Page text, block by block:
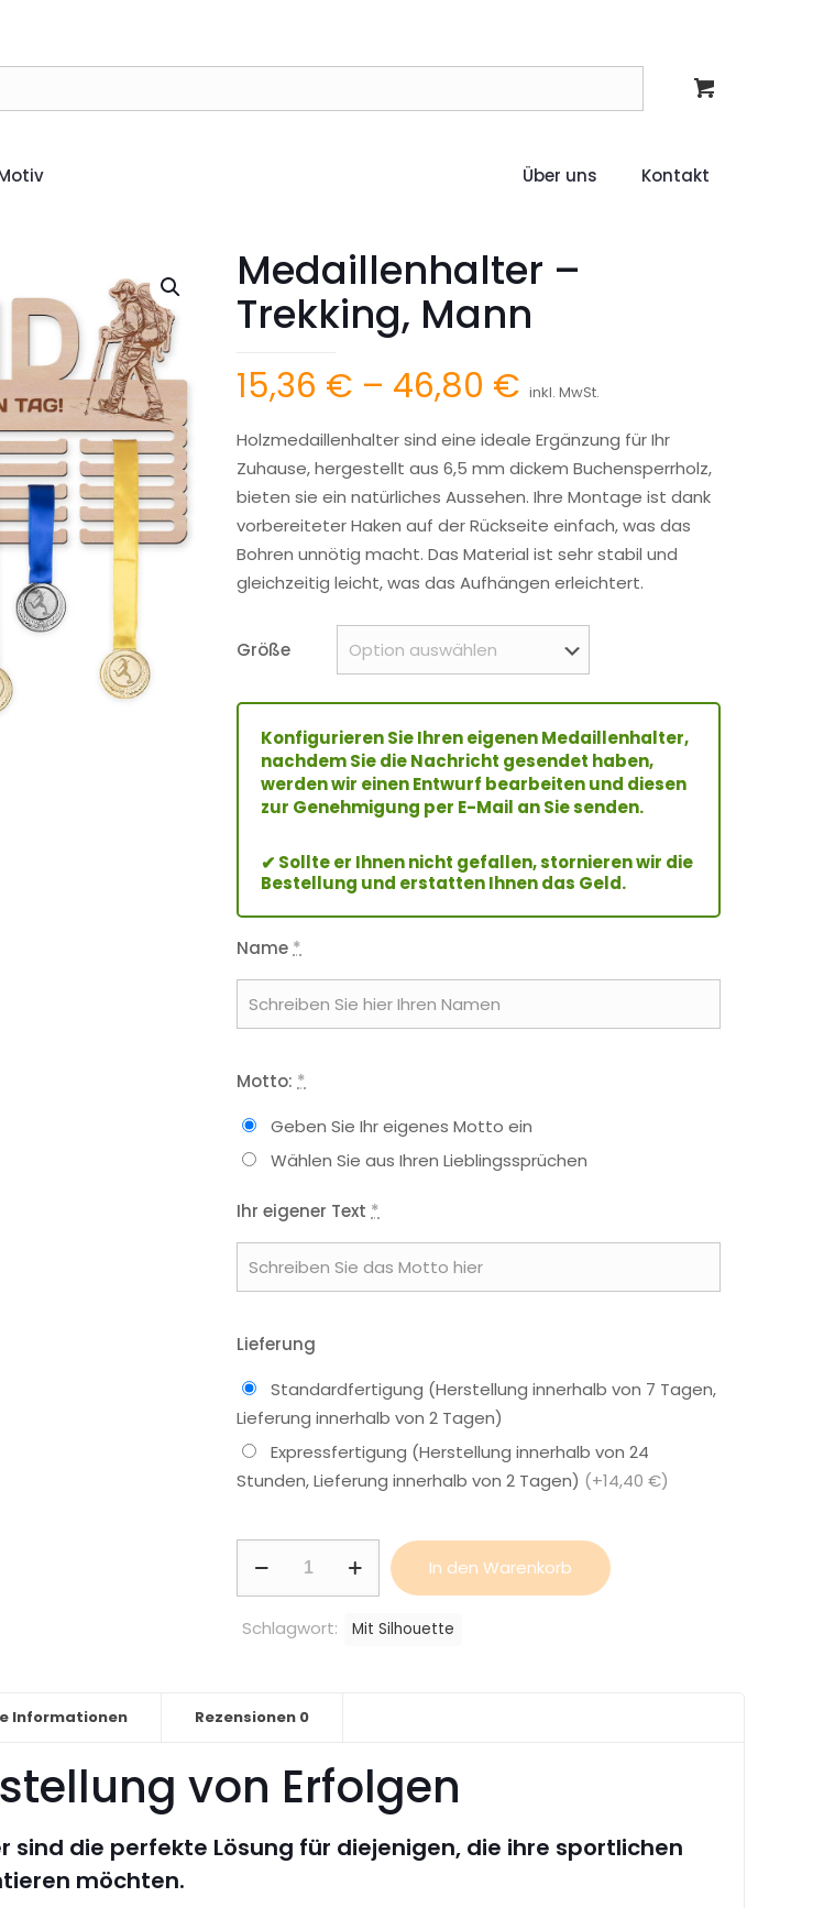
Über uns Kontakt
Medaillenhalter –
Trekking, Mann
15,36 € – 46,80 € Preisspanne:
bis
46,80 €
inkl. MwSt.
Holzmedaillenhalter sind eine ideale Ergänzung für Ihr
Zuhause, hergestellt aus 6,5 mm dickem Buchensperrholz,
bieten sie ein natürliches Aussehen. Ihre Montage ist dank
vorbereiteter Haken auf der Rückseite einfach, was das
Bohren unnötig macht. Das Material ist sehr stabil und
gleichzeitig leicht, was das Aufhängen erleichtert.
Größe
Konfigurieren Sie Ihren eigenen Medaillenhalter,
nachdem Sie die Nachricht gesendet haben,
werden wir einen Entwurf bearbeiten und diesen
zur Genehmigung per E-Mail an Sie senden.
✔ Sollte er Ihnen nicht gefallen, stornieren wir die
Bestellung und erstatten Ihnen das Geld.
Name *
Motto: *
Geben Sie Ihr eigenes Motto ein
Wählen Sie aus Ihren Lieblingssprüchen
Ihr eigener Text *
Lieferung
Standardfertigung (Herstellung innerhalb von 7 Tagen,
Lieferung innerhalb von 2 Tagen)
Expressfertigung (Herstellung innerhalb von 24
Stunden, Lieferung innerhalb von 2 Tagen) (+14,40 €)
Mann
In den Warenkorb
Schlagwort: Mit Silhouette
Informationen Rezensionen 0
von Erfolgen
sind die perfekte Lösung für diejenigen, die ihre sportlichen
möchten.